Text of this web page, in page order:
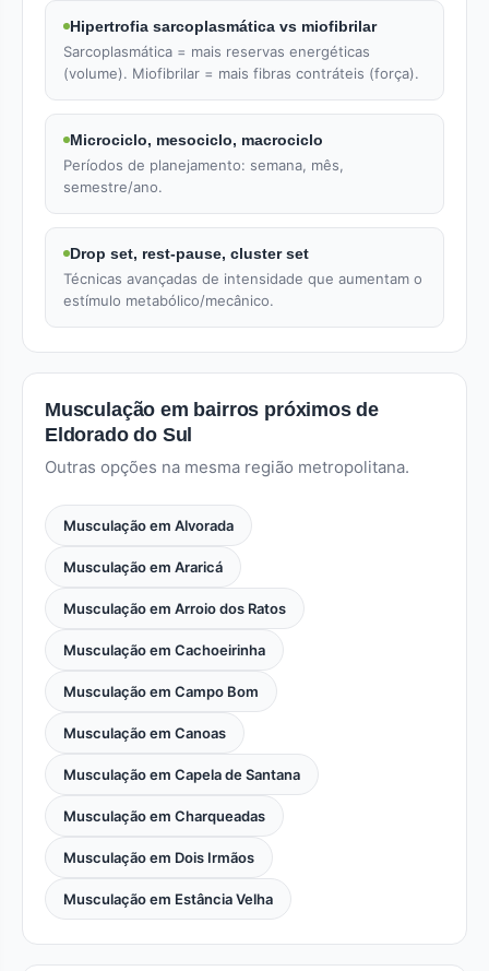
Hipertrofia sarcoplasmática vs miofibrilar
Sarcoplasmática = mais reservas energéticas
(volume). Miofibrilar = mais fibras contráteis (força).
Microciclo, mesociclo, macrociclo
Períodos de planejamento: semana, mês,
semestre/ano.
Drop set, rest-pause, cluster set
Técnicas avançadas de intensidade que aumentam o
estímulo metabólico/mecânico.
Musculação em bairros próximos de
Eldorado do Sul
Outras opções na mesma região metropolitana.
Musculação em Alvorada
Musculação em Araricá
Musculação em Arroio dos Ratos
Musculação em Cachoeirinha
Musculação em Campo Bom
Musculação em Canoas
Musculação em Capela de Santana
Musculação em Charqueadas
Musculação em Dois Irmãos
Musculação em Estância Velha